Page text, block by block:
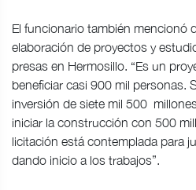
El funcionario también mencionó
elaboración de proyectos y
presas en Hermosillo. “Es un
beneficiar casi 900 mil personas.
inversión de siete mil 500
iniciar la construcción con 500
licitación está contemplada para
dando inicio a los trabajos”.